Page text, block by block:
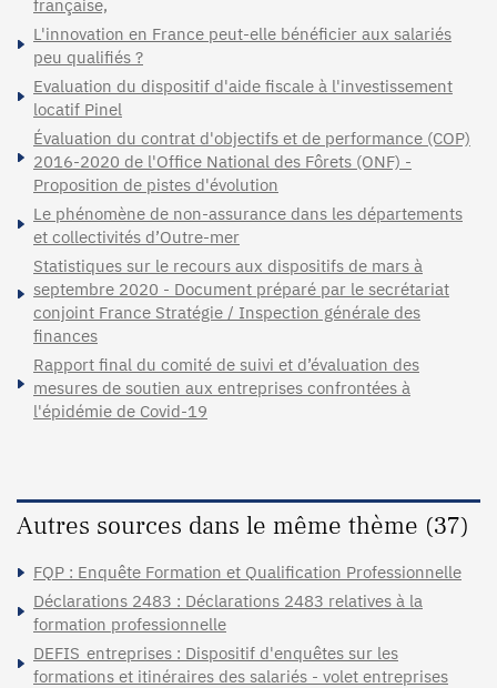
française,
L'innovation en France peut-elle bénéficier aux salariés
peu qualifiés ?
Evaluation du dispositif d'aide fiscale à l'investissement
locatif Pinel
Évaluation du contrat d'objectifs et de performance (COP)
2016-2020 de l'Office National des Fôrets (ONF) -
Proposition de pistes d'évolution
Le phénomène de non-assurance dans les départements
et collectivités d’Outre-mer
Statistiques sur le recours aux dispositifs de mars à
septembre 2020 - Document préparé par le secrétariat
conjoint France Stratégie / Inspection générale des
finances
Rapport final du comité de suivi et d’évaluation des
mesures de soutien aux entreprises confrontées à
l'épidémie de Covid-19
Autres sources dans le même thème (37)
FQP : Enquête Formation et Qualification Professionnelle
Déclarations 2483 : Déclarations 2483 relatives à la
formation professionnelle
DEFIS_entreprises : Dispositif d'enquêtes sur les
formations et itinéraires des salariés - volet entreprises